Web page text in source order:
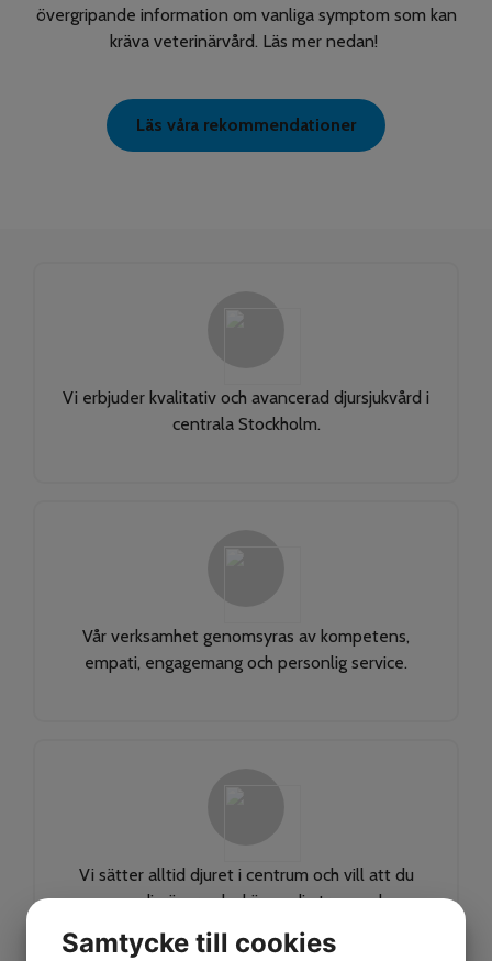
övergripande information om vanliga symptom som kan
kräva veterinärvård. Läs mer nedan!
Läs våra rekommendationer
Vi erbjuder kvalitativ och avancerad djursjukvård i
centrala Stockholm.
Vår verksamhet genomsyras av kompetens,
empati, engagemang och personlig service.
Vi sätter alltid djuret i centrum och vill att du
som djurägare ska känna dig trygg och
omhändertagen.
Samtycke till cookies